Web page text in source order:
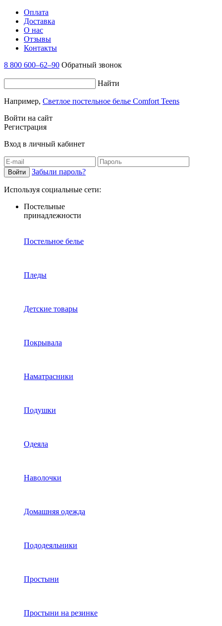
Оплата
Доставка
О нас
Отзывы
Контакты
8 800 600–62–90 Обратный звонок
Найти
Например, Светлое постельное белье Comfort Teens
Войти на сайт
Регистрация
Вход в личный кабинет
Забыли пароль?
Используя социальные сети:
Постельные
принадлежности
Постельное белье
Пледы
Детские товары
Покрывала
Наматрасники
Подушки
Одеяла
Наволочки
Домашняя одежда
Пододеяльники
Простыни
Простыни на резинке